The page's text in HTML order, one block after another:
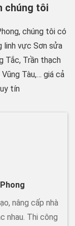
chúng tôi
chúng tôi có
linh vực Sơn sửa
Tắc, Trần thạch
Tàu,… giá cả
tín
nâng cấp nhà
nhau. Thi công